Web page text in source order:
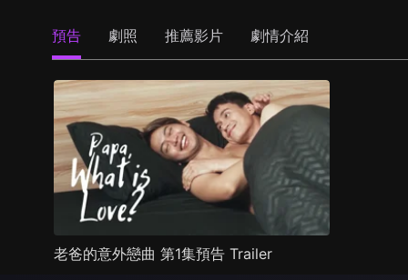
預告 劇照 推薦影片 劇情介紹
老爸的意外戀曲 第1集預告 Trailer